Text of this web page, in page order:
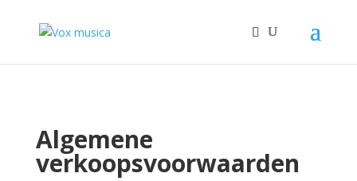
Algemene
verkoopsvoorwaarden